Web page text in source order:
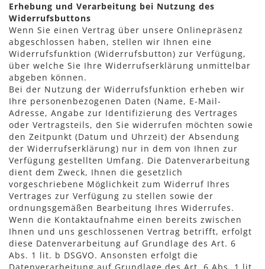
Erhebung und Verarbeitung bei Nutzung des
Widerrufsbuttons
Wenn Sie einen Vertrag über unsere Onlinepräsenz
abgeschlossen haben, stellen wir Ihnen eine
Widerrufsfunktion (Widerrufsbutton) zur Verfügung,
über welche Sie Ihre Widerrufserklärung unmittelbar
abgeben können.
Bei der Nutzung der Widerrufsfunktion erheben wir
Ihre personenbezogenen Daten (Name, E-Mail-
Adresse, Angabe zur Identifizierung des Vertrages
oder Vertragsteils, den Sie widerrufen möchten sowie
den Zeitpunkt (Datum und Uhrzeit) der Absendung
der Widerrufserklärung) nur in dem von Ihnen zur
Verfügung gestellten Umfang. Die Datenverarbeitung
dient dem Zweck, Ihnen die gesetzlich
vorgeschriebene Möglichkeit zum Widerruf Ihres
Vertrages zur Verfügung zu stellen sowie der
ordnungsgemäßen Bearbeitung Ihres Widerrufes.
Wenn die Kontaktaufnahme einen bereits zwischen
Ihnen und uns geschlossenen Vertrag betrifft, erfolgt
diese Datenverarbeitung auf Grundlage des Art. 6
Abs. 1 lit. b DSGVO. Ansonsten erfolgt die